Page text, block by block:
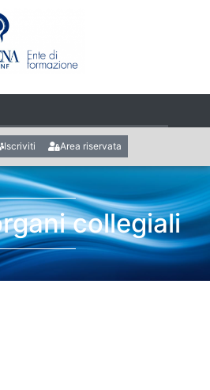
Iscriviti Area riservata
collegiali